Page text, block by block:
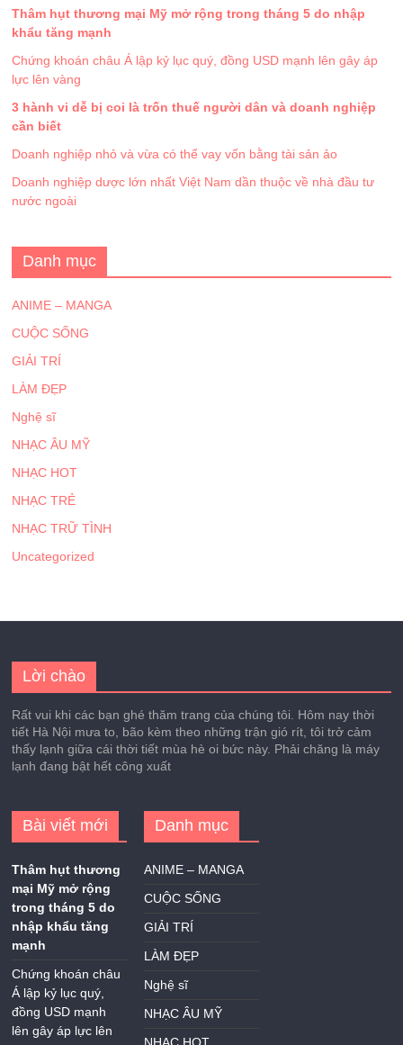
Thâm hụt thương mại Mỹ mở rộng trong tháng 5 do nhập
khẩu tăng mạnh
Chứng khoán châu Á lập kỷ lục quý, đồng USD mạnh lên gây áp
lực lên vàng
3 hành vi dễ bị coi là trốn thuế người dân và doanh nghiệp
cần biết
Doanh nghiệp nhỏ và vừa có thể vay vốn bằng tài sản ảo
Doanh nghiệp dược lớn nhất Việt Nam dần thuộc về nhà đầu tư
nước ngoài
Danh mục
ANIME – MANGA
CUỘC SỐNG
GIẢI TRÍ
LÀM ĐẸP
Nghệ sĩ
NHẠC ÂU MỸ
NHẠC HOT
NHẠC TRẺ
NHẠC TRỮ TÌNH
Uncategorized
Lời chào
Rất vui khi các bạn ghé thăm trang của chúng tôi. Hôm nay thời
tiết Hà Nội mưa to, bão kèm theo những trận gió rít, tôi trở cảm
thấy lạnh giữa cái thời tiết mùa hè oi bức này. Phải chăng là máy
lạnh đang bật hết công xuất
Bài viết mới
Thâm hụt thương
mại Mỹ mở rộng
trong tháng 5 do
nhập khẩu tăng
mạnh
Chứng khoán châu
Á lập kỷ lục quý,
đồng USD mạnh
lên gây áp lực lên
Danh mục
ANIME – MANGA
CUỘC SỐNG
GIẢI TRÍ
LÀM ĐẸP
Nghệ sĩ
NHẠC ÂU MỸ